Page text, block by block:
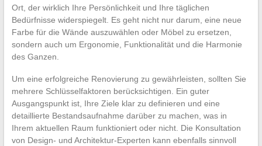
Ort, der wirklich Ihre Persönlichkeit und Ihre täglichen
Bedürfnisse widerspiegelt. Es geht nicht nur darum, eine neue
Farbe für die Wände auszuwählen oder Möbel zu ersetzen,
sondern auch um Ergonomie, Funktionalität und die Harmonie
des Ganzen.
Um eine erfolgreiche Renovierung zu gewährleisten, sollten Sie
mehrere Schlüsselfaktoren berücksichtigen. Ein guter
Ausgangspunkt ist, Ihre Ziele klar zu definieren und eine
detaillierte Bestandsaufnahme darüber zu machen, was in
Ihrem aktuellen Raum funktioniert oder nicht. Die Konsultation
von Design- und Architektur-Experten kann ebenfalls sinnvoll